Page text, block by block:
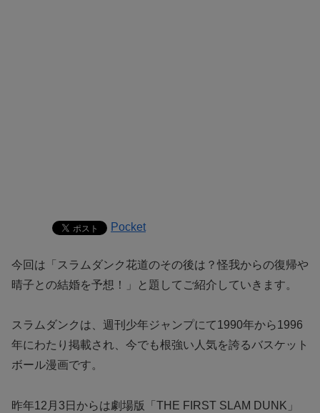
Pocket
今回は「スラムダンク花道のその後は？怪我からの復帰や
晴子との結婚を予想！」と題してご紹介していきます。
スラムダンクは、週刊少年ジャンプにて1990年から1996
年にわたり掲載され、今でも根強い人気を誇るバスケット
ボール漫画です。
昨年12月3日からは劇場版「THE FIRST SLAM DUNK」